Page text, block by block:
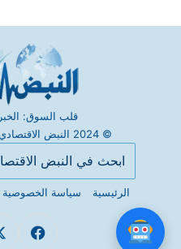
قلب السوق:
© 2024 النبض الاقتصادي
الرئيسية سياسة الخصوصية